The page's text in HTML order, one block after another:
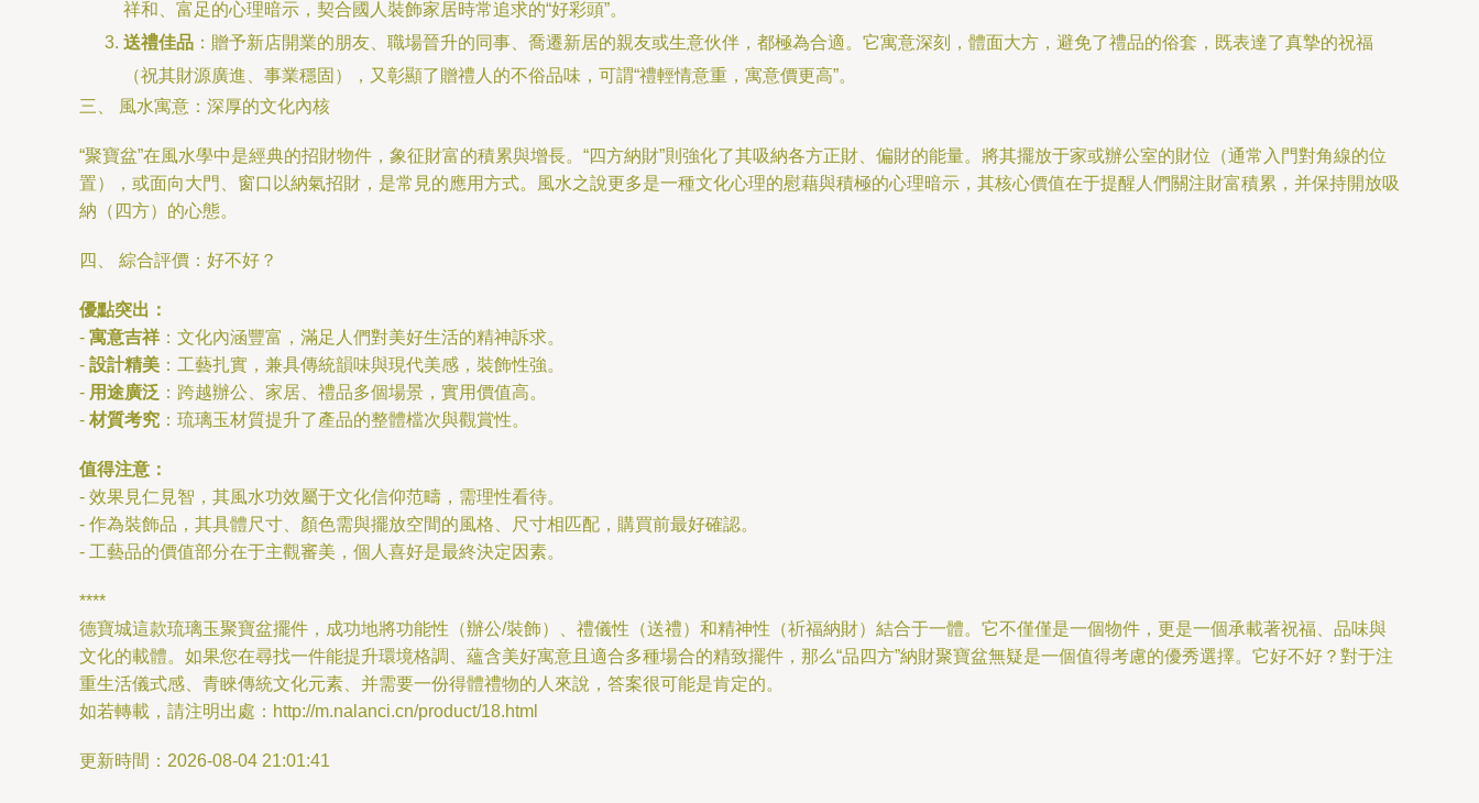
祥和、富足的心理暗示，契合國人裝飾家居時常追求的“好彩頭”。
送禮佳品 ：贈予新店開業的朋友、職場晉升的同事、喬遷新居的親友或生意伙伴，都極為合適。它寓意深刻，體面大方，避免了禮品的俗套，既表達了真摯的祝福
（祝其財源廣進、事業穩固），又彰顯了贈禮人的不俗品味，可謂“禮輕情意重，寓意價更高”。
三、 風水寓意：深厚的文化內核
“聚寶盆”在風水學中是經典的招財物件，象征財富的積累與增長。“四方納財”則強化了其吸納各方正財、偏財的能量。將其擺放于家或辦公室的財位（通常入門對角線的位
置），或面向大門、窗口以納氣招財，是常見的應用方式。風水之說更多是一種文化心理的慰藉與積極的心理暗示，其核心價值在于提醒人們關注財富積累，并保持開放吸
納（四方）的心態。
四、 綜合評價：好不好？
優點突出：
- 寓意吉祥：文化內涵豐富，滿足人們對美好生活的精神訴求。
- 設計精美 ：工藝扎實，兼具傳統韻味與現代美感，裝飾性強。
- 用途廣泛 ：跨越辦公、家居、禮品多個場景，實用價值高。
- 材質考究 ：琉璃玉材質提升了產品的整體檔次與觀賞性。
值得注意：
- 效果見仁見智，其風水功效屬于文化信仰范疇，需理性看待。
- 作為裝飾品，其具體尺寸、顏色需與擺放空間的風格、尺寸相匹配，購買前最好確認。
- 工藝品的價值部分在于主觀審美，個人喜好是最終決定因素。
****
德寶城這款琉璃玉聚寶盆擺件，成功地將功能性（辦公/裝飾）、禮儀性（送禮）和精神性（祈福納財）結合于一體。它不僅僅是一個物件，更是一個承載著祝福、品味與
文化的載體。如果您在尋找一件能提升環境格調、蘊含美好寓意且適合多種場合的精致擺件，那么“品四方”納財聚寶盆無疑是一個值得考慮的優秀選擇。它好不好？對于注
重生活儀式感、青睞傳統文化元素、并需要一份得體禮物的人來說，答案很可能是肯定的。
如若轉載，請注明出處：http://m.nalanci.cn/product/18.html
更新時間：2026-08-04 21:01:41